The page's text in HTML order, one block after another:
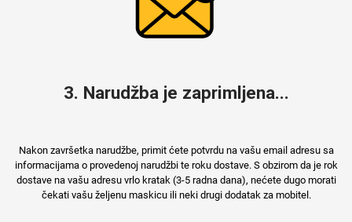
3. Narudžba je zaprimljena...
Nakon završetka narudžbe, primit ćete potvrdu na vašu email adresu sa
informacijama o provedenoj narudžbi te roku dostave. S obzirom da je rok
dostave na vašu adresu vrlo kratak (3-5 radna dana), nećete dugo morati
čekati vašu željenu maskicu ili neki drugi dodatak za mobitel.